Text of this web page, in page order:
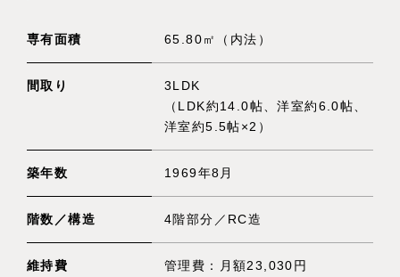
専有面積 65.80㎡（内法）
間取り
3LDK
（LDK約14.0帖、洋室約6.0帖、
洋室約5.5帖×2）
築年数 1969年8月
階数／構造 4階部分／RC造
維持費
管理費：月額23,030円